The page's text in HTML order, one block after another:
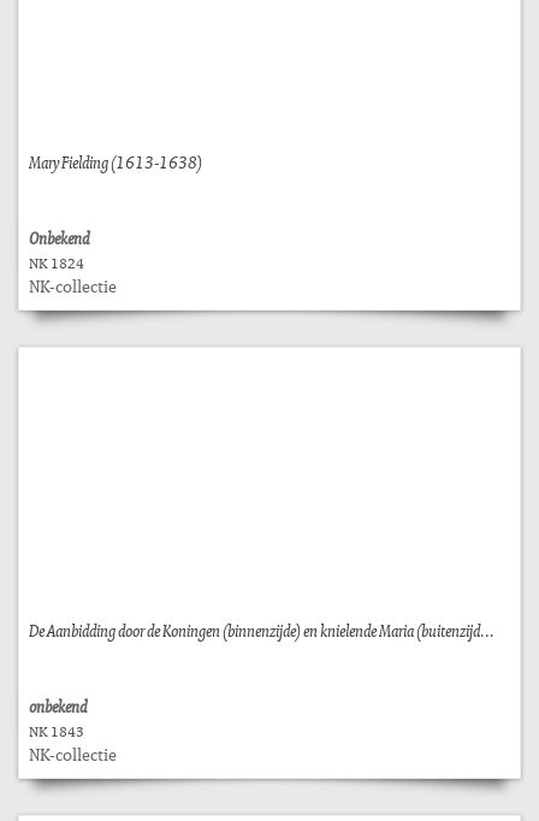
Mary Fielding (1613-1638)
Onbekend
NK 1824
NK-collectie
De Aanbidding door de Koningen (binnenzijde) en knielende Maria (buitenzijd...
onbekend
NK 1843
NK-collectie